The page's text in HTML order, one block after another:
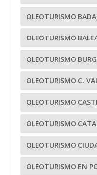
OLEOTURISMO
OLEOTURISMO
OLEOTURISMO
OLEOTURISMO C.
OLEOTURISMO
OLEOTURISMO
OLEOTURISMO
OLEOTURISMO EN